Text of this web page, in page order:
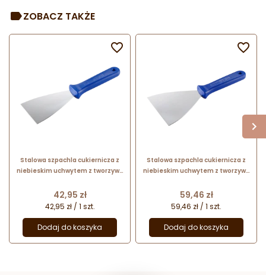
ZOBACZ TAKŻE
Stalowa szpachla cukiernicza z
niebieskim uchwytem z tworzywa
68675 Thermohauser
Cena
42,95 zł
42,95 zł / 1 szt.
Dodaj do koszyka

Stalowa szpachla cukiernicza z
niebieskim uchwytem z tworzywa
68695 Thermohauser
Cena
59,46 zł
59,46 zł / 1 szt.
Dodaj do koszyka
